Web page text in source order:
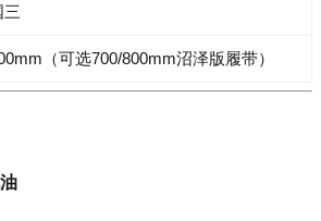
三
（可选700/800mm沼泽版履带）